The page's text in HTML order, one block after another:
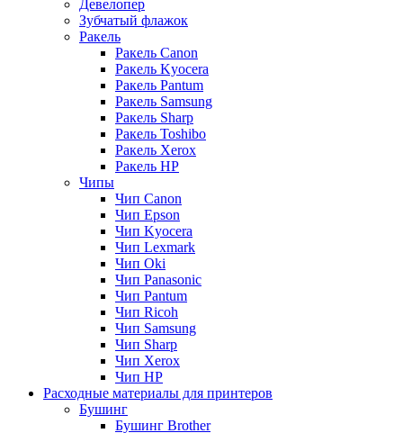
Девелопер
Зубчатый флажок
Ракель
Ракель Canon
Ракель Kyocera
Ракель Pantum
Ракель Samsung
Ракель Sharp
Ракель Toshibo
Ракель Xerox
Ракель НР
Чипы
Чип Canon
Чип Epson
Чип Kyocera
Чип Lexmark
Чип Oki
Чип Panasonic
Чип Pantum
Чип Ricoh
Чип Samsung
Чип Sharp
Чип Xerox
Чип НР
Расходные материалы для принтеров
Бушинг
Бушинг Brother